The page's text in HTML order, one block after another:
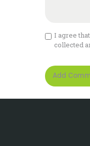
I agree
collected